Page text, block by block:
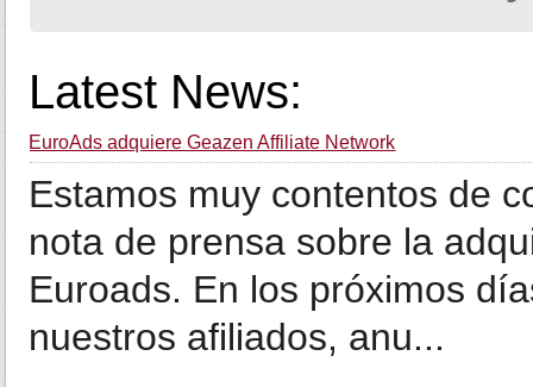
Latest News:
EuroAds adquiere Geazen Affiliate Network
Estamos muy contentos de
nota de prensa sobre la
Euroads. En los próximos
nuestros afiliados, anu...